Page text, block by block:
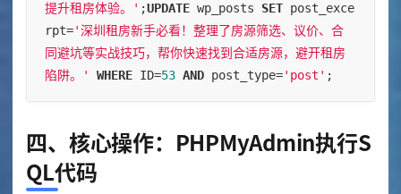
提升租房体验。' ;UPDATE wp_posts SET post_exce
rpt='深圳租房新手必看！整理了房源筛选、议价、合
同避坑等实战技巧，帮你快速找到合适房源，避开租房
陷阱。'
WHERE ID=53 AND post_type='post' ;
四、核心操作：PHPMyAdmin执行S
QL代码